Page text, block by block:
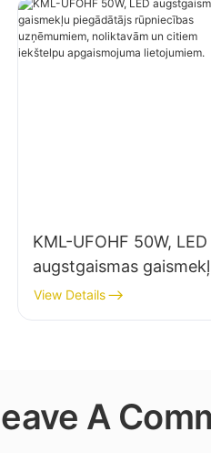
KML-UFOHF 50W, LED
augstgaismas
piegādātājs rūpniecības
uzņēmumiem,
View Details
A